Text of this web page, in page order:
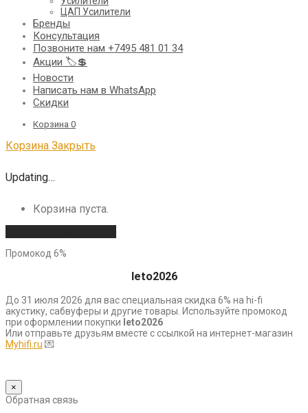
ЦАП Усилители
Бренды
Консультация
Позвоните нам +7495 481 01 34
Акции 🏷️💲
Новости
Написать нам в WhatsApp
Скидки
Корзина 0
Корзина Закрыть
Updating…
Корзина пуста.
Промокод 6%
leto2026
До 31 июля 2026 для вас специальная скидка 6% на hi-fi
акустику, сабвуферы и другие товары. Используйте промокод
при оформлении покупки leto2026
Или отправьте друзьям вместе с ссылкой на интернет-магазин
Myhifi.ru 💌
×
Обратная связь